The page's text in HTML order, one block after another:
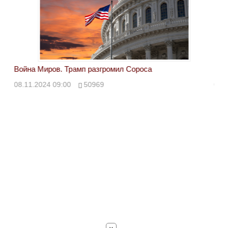
Война Миров. Трамп разгромил Сороса
08.11.2024 09:00 50969